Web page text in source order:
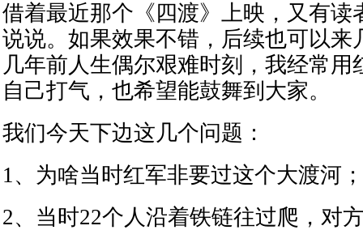
借着最近那个《四渡》上映，又有读
说说。如果效果不错，后续也可以来
几年前人生偶尔艰难时刻，我经常用
自己打气，也希望能鼓舞到大家。
我们今天下边这几个问题：
1、为啥当时红军非要过这个大渡河；
2、当时22个人沿着铁链往过爬，对